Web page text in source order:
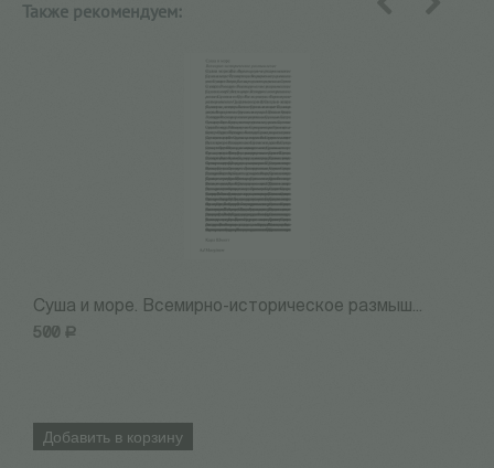
Также рекомендуем:
Суша и море. Всемирно-историческое размыш...
500 Р
Добавить в корзину